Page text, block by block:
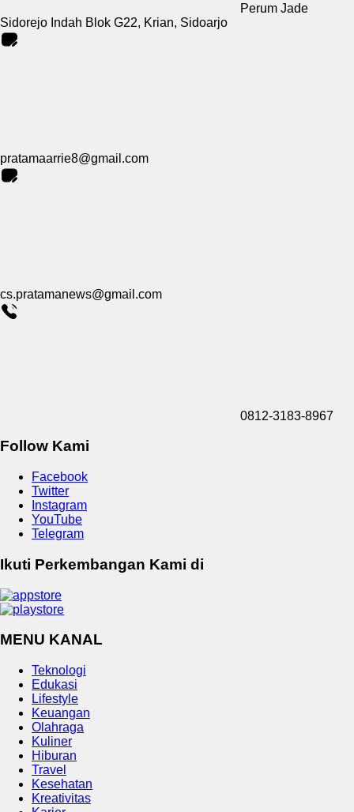
Perum Jade
Sidorejo Indah Blok G22, Krian, Sidoarjo
pratamaarrie8@gmail.com
cs.pratamanews@gmail.com
0812-3183-8967
Follow Kami
Facebook
Twitter
Instagram
YouTube
Telegram
Ikuti Perkembangan Kami di
MENU KANAL
Teknologi
Edukasi
Lifestyle
Keuangan
Olahraga
Kuliner
Hiburan
Travel
Kesehatan
Kreativitas